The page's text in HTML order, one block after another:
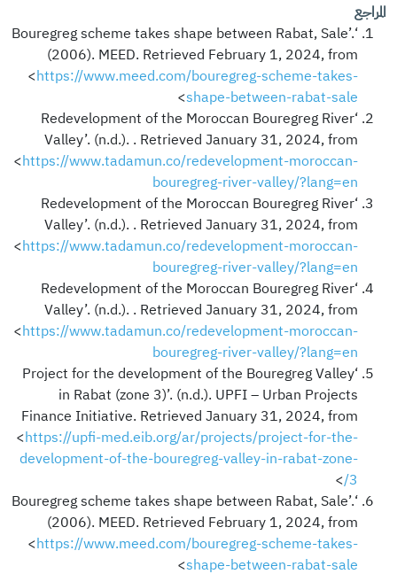
المراجع
‘Bouregreg scheme takes shape between Rabat, Sale’.
(2006). MEED. Retrieved February 1, 2024, from
<https://www.meed.com/bouregreg-scheme-takes-
shape-between-rabat-sale
>
‘Redevelopment of the Moroccan Bouregreg River
Valley’. (n.d.). . Retrieved January 31, 2024, from
<https://www.tadamun.co/redevelopment-moroccan-
bouregreg-river-valley/?lang=en
‘Redevelopment of the Moroccan Bouregreg River
Valley’. (n.d.). . Retrieved January 31, 2024, from
<https://www.tadamun.co/redevelopment-moroccan-
bouregreg-river-valley/?lang=en
‘Redevelopment of the Moroccan Bouregreg River
Valley’. (n.d.). . Retrieved January 31, 2024, from
<https://www.tadamun.co/redevelopment-moroccan-
bouregreg-river-valley/?lang=en
‘Project for the development of the Bouregreg Valley
in Rabat (zone 3)’. (n.d.). UPFI – Urban Projects
Finance Initiative. Retrieved January 31, 2024, from
<https://upfi-med.eib.org/ar/projects/project-for-the-
development-of-the-bouregreg-valley-in-rabat-zone-
3/
>
‘Bouregreg scheme takes shape between Rabat, Sale’.
(2006). MEED. Retrieved February 1, 2024, from
<https://www.meed.com/bouregreg-scheme-takes-
shape-between-rabat-sale
>